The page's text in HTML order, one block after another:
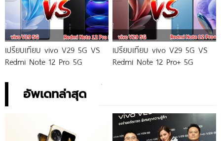
เปรียบเทียบ vivo V29 5G VS
Redmi Note 12 Pro 5G
เปรียบเทียบ vivo V29 5G VS
Redmi Note 12 Pro+ 5G
อัพเดทล่าสุด